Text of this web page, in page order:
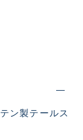
ン製テールス